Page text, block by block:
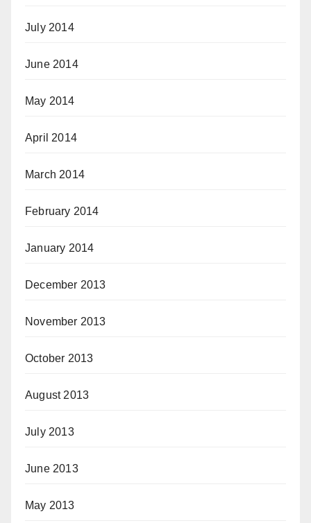
July 2014
June 2014
May 2014
April 2014
March 2014
February 2014
January 2014
December 2013
November 2013
October 2013
August 2013
July 2013
June 2013
May 2013